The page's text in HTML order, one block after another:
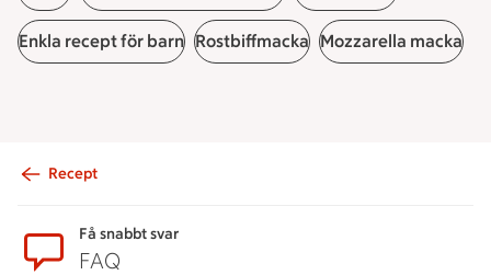
Enkla recept för barn Rostbiffmacka Mozzarella macka
Recept
Få snabbt svar
FAQ